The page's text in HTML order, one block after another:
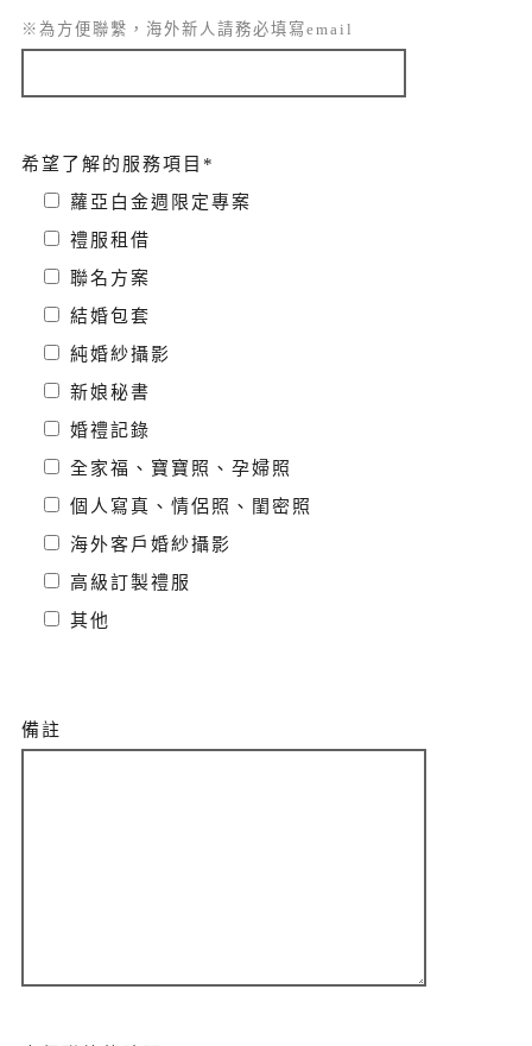
※為方便聯繫，海外新人請務必填寫email
希望了解的服務項目*
蘿亞白金週限定專案
禮服租借
聯名方案
結婚包套
純婚紗攝影
新娘秘書
婚禮記錄
全家福、寶寶照、孕婦照
個人寫真、情侶照、閨密照
海外客戶婚紗攝影
高級訂製禮服
其他
備註